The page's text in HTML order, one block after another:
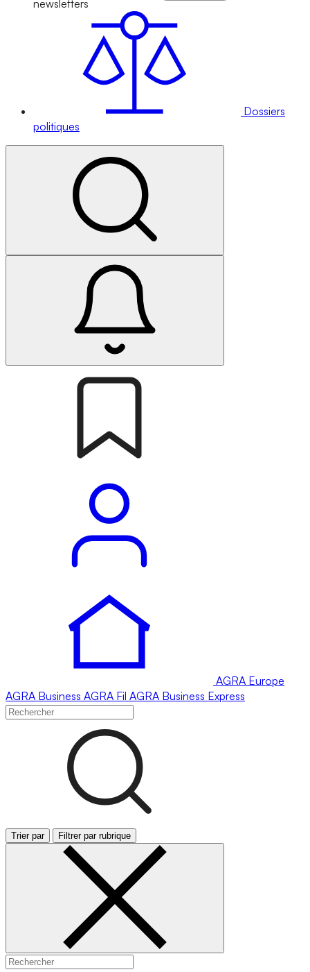
newsletters
Dossiers
politiques
AGRA Europe
AGRA Business AGRA Fil AGRA Business Express
Trier par Filtrer par rubrique